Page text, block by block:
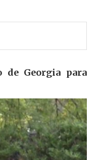
de Georgia para